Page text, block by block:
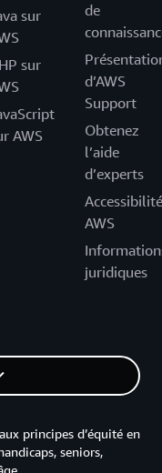
sur
sur
AWS
de
d’AWS
Support
Obtenez
l’aide
d’experts
Accessibilité
AWS
juridiques
principes d’équité en
seniors,